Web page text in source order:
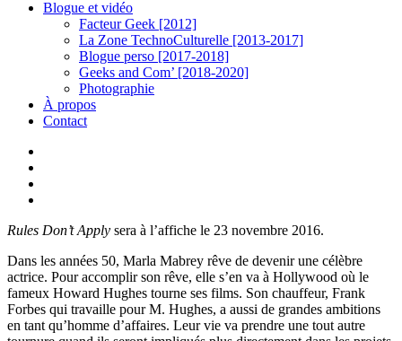
Blogue et vidéo
Facteur Geek [2012]
La Zone TechnoCulturelle [2013-2017]
Blogue perso [2017-2018]
Geeks and Com’ [2018-2020]
Photographie
À propos
Contact
Rules Don’t Apply sera à l’affiche le 23 novembre 2016.
Dans les années 50, Marla Mabrey rêve de devenir une célèbre
actrice. Pour accomplir son rêve, elle s’en va à Hollywood où le
fameux Howard Hughes tourne ses films. Son chauffeur, Frank
Forbes qui travaille pour M. Hughes, a aussi de grandes ambitions
en tant qu’homme d’affaires. Leur vie va prendre une tout autre